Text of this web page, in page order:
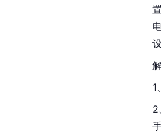
1
2